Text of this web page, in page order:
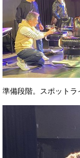
準備段階。スポットラ